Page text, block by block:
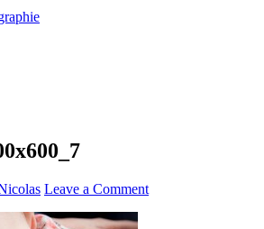
Leave a Comment